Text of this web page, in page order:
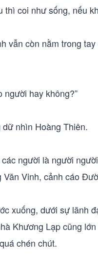
coi như sống, nếu
còn nằm trong
người hay không?”
nhìn Hoàng Thiên.
người là người
Vinh, cảnh cáo
xuống, dưới sự lãnh
Khương Lạp cũng
chén chút.